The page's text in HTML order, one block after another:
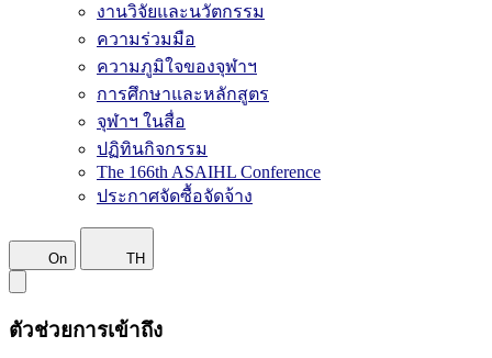
งานวิจัยและนวัตกรรม
ความร่วมมือ
ความภูมิใจของจุฬาฯ
การศึกษาและหลักสูตร
จุฬาฯ ในสื่อ
ปฏิทินกิจกรรม
The 166th ASAIHL Conference
ประกาศจัดซื้อจัดจ้าง
On TH
ตัวช่วยการเข้าถึง